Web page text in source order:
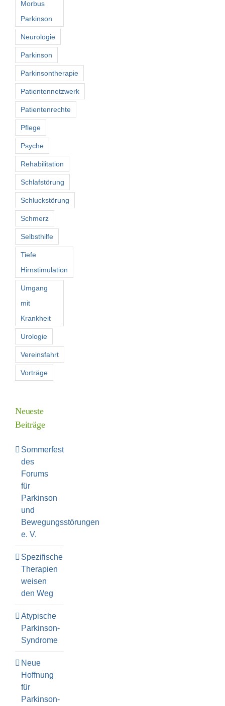
Morbus
Parkinson
Neurologie
Parkinson
Parkinsontherapie
Patientennetzwerk
Patientenrechte
Pflege
Psyche
Rehabilitation
Schlafstörung
Schluckstörung
Schmerz
Selbsthilfe
Tiefe
Hirnstimulation
Umgang
mit
Krankheit
Urologie
Vereinsfahrt
Vorträge
Neueste
Beiträge
Sommerfest
des
Forums
für
Parkinson
und
Bewegungsstörungen
e. V.
Spezifische
Therapien
weisen
den Weg
Atypische
Parkinson-
Syndrome
Neue
Hoffnung
für
Parkinson-